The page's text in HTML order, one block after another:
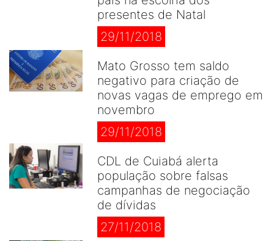
presentes de Natal
29/11/2018
Mato Grosso tem saldo
negativo para criação de
novas vagas de emprego em
novembro
29/11/2018
CDL de Cuiabá alerta
população sobre falsas
campanhas de negociação
de dívidas
27/11/2018